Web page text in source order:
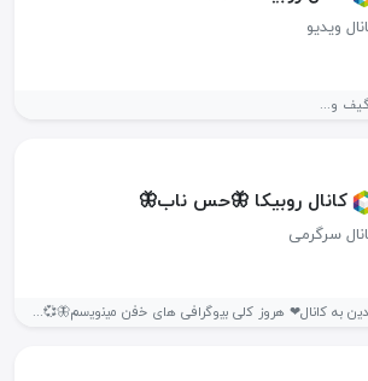
ویدیو
و...
کانال روبیکا 🦋حس ناب🦋
سرگرمی
ب‍ه ک‍‌ان‍ال❤ ه‍‌روز ک‍‌ل‍ی ب‍‌ی‍‌وگ‍‌راف‍ی ه‍‌ای خ‍‌ف‍‌ن م‍‌ی‍‌ن‍‌وی‍‌س‍‌م🦋💞...